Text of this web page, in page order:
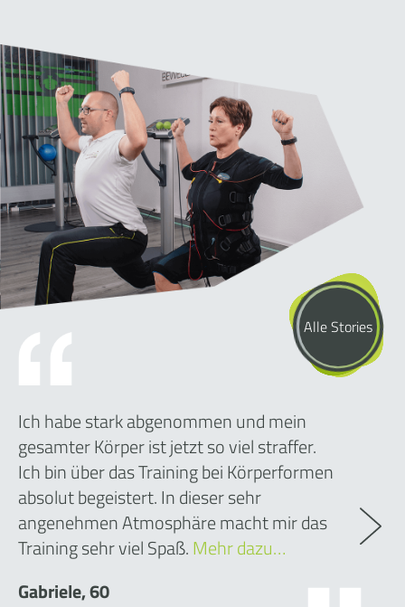
Alle Stories
Ich habe stark abgenommen und mein
gesamter Körper ist jetzt so viel straffer.
Ich bin über das Training bei Körperformen
absolut begeistert. In dieser sehr
angenehmen Atmosphäre macht mir das
Training sehr viel Spaß.Mehr dazu…
Gabriele, 60